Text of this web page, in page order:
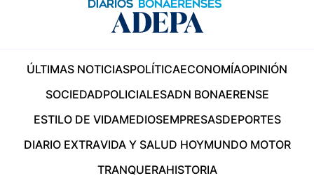
ÚLTIMAS NOTICIASPOLÍTICAECONOMÍAOPINIÓN
SOCIEDADPOLICIALESADN BONAERENSE
ESTILO DE VIDAMEDIOSEMPRESASDEPORTES
DIARIO EXTRAVIDA Y SALUD HOYMUNDO MOTOR
TRANQUERAHISTORIA